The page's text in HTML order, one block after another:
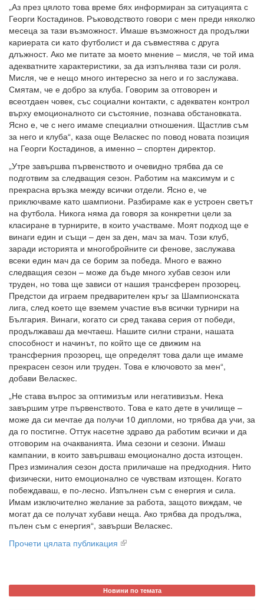
„Аз през цялото това време бях информиран за ситуацията с
Георги Костадинов. Ръководството говори с мен преди няколко
месеца за тази възможност. Имаше възможност да продължи
кариерата си като футболист и да съвместява с друга
длъжност. Ако ме питате за моето мнение – мисля, че той има
адекватните характеристики, за да изпълнява тази си роля.
Мисля, че е нещо много интересно за него и го заслужава.
Смятам, че е добро за клуба. Говорим за отговорен и
всеотдаен човек, със социални контакти, с адекватен контрол
върху емоционалното си състояние, познава обстановката.
Ясно е, че с него имаме специални отношения. Щастлив съм
за него и клуба“, каза още Веласкес по повод новата позиция
на Георги Костадинов, а именно – спортен директор.
„Утре завършва първенството и очевидно трябва да се
подготвим за следващия сезон. Работим на максимум и с
прекрасна връзка между всички отдели. Ясно е, че
приключваме като шампиони. Разбираме как е устроен светът
на футбола. Никога няма да говоря за конкретни цели за
класиране в турнирите, в които участваме. Моят подход ще е
винаги един и същи – ден за ден, мач за мач. Този клуб,
заради историята и многобройните си фенове, заслужава
всеки един мач да се борим за победа. Много е важно
следващия сезон – може да бъде много хубав сезон или
труден, но това ще зависи от нашия трансферен прозорец.
Предстои да играем предварителен кръг за Шампионската
лига, след което ще вземем участие във всички турнири на
България. Винаги, когато си сред такава серия от победи,
продължаваш да мечтаеш. Нашите силни страни, нашата
способност и начинът, по който ще се движим на
трансферния прозорец, ще определят това дали ще имаме
прекрасен сезон или труден. Това е ключовото за мен“,
добави Веласкес.
„Не става въпрос за оптимизъм или негативизъм. Нека
завършим утре първенството. Това е като дете в училище –
може да си мечтае да получи 10 дипломи, но трябва да учи, за
да го постигне. Оттук насетне здраво да работим всички и да
отговорим на очакванията. Има сезони и сезони. Имаш
кампании, в които завършваш емоционално доста изтощен.
През изминалия сезон доста приличаше на предходния. Нито
физически, нито емоционално се чувствам изтощен. Когато
побеждаваш, е по-лесно. Изпълнен съм с енергия и сила.
Имам изключително желание за работа, защото виждам, че
могат да се получат хубави неща. Ако трябва да продължа,
пълен съм с енергия“, завърши Веласкес.
Прочети цялата публикация
Новини по темата